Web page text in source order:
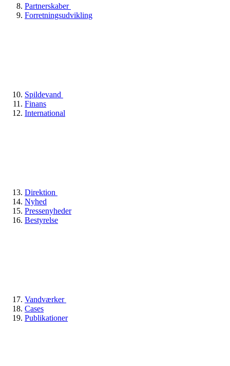
Partnerskaber
Forretningsudvikling
Spildevand
Finans
International
Direktion
Nyhed
Pressenyheder
Bestyrelse
Vandværker
Cases
Publikationer